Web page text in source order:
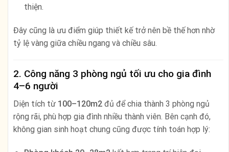
thiện.
Đây cũng là ưu điểm giúp thiết kế trở nên bề thế hơn nhờ
tỷ lệ vàng giữa chiều ngang và chiều sâu.
2. Công năng 3 phòng ngủ tối ưu cho gia đình
4–6 người
Diện tích từ 100–120m2 đủ để chia thành 3 phòng ngủ
rộng rãi, phù hợp gia đình nhiều thành viên. Bên cạnh đó,
không gian sinh hoạt chung cũng được tính toán hợp lý: